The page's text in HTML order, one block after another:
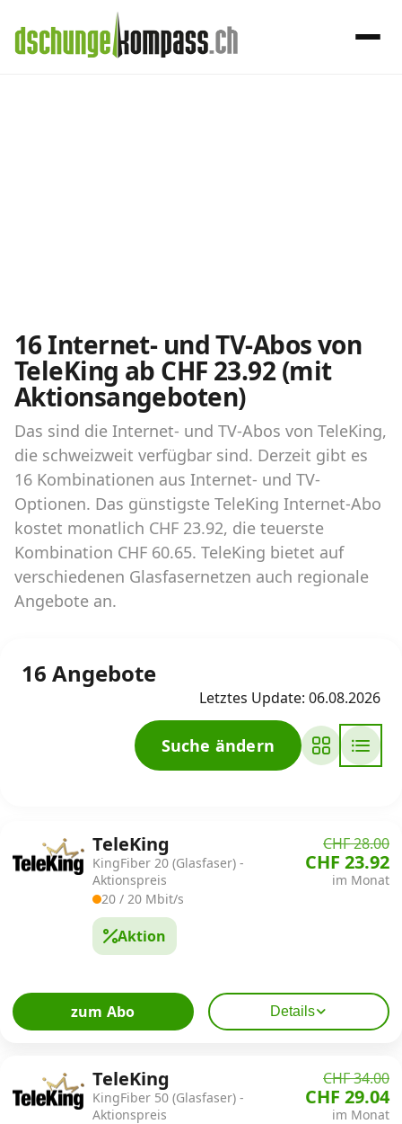
Internet mit TV‑Vergleich
Internet + TV Angebote vergleichen
Internet‑Verfügbarkeits‑Checker
Prüfe deine Möglichkeiten
Alle Anbieter
Glasfaser
Download-Rechner
Weitere Infos
Kombi-Angebote
Aktionen
Forum
Über uns
16 Internet- und TV-Abos von
TeleKing ab CHF 23.92 (mit
Aktionsangeboten)
Das sind die Internet- und TV-Abos von TeleKing,
die schweizweit verfügbar sind. Derzeit gibt es
16 Kombinationen aus Internet- und TV-
Optionen. Das günstigste TeleKing Internet-Abo
kostet monatlich CHF 23.92, die teuerste
Kombination CHF 60.65. TeleKing bietet auf
verschiedenen Glasfasernetzen auch regionale
Angebote an.
16 Angebote
Letztes Update: 06.08.2026
Suche ändern
TeleKing
KingFiber 20 (Glasfaser) -
Aktionspreis
20 / 20 Mbit/s
Aktion
CHF 28.00
CHF 23.92
im Monat
zum Abo Details
TeleKing
KingFiber 50 (Glasfaser) -
Aktionspreis
CHF 34.00
CHF 29.04
im Monat